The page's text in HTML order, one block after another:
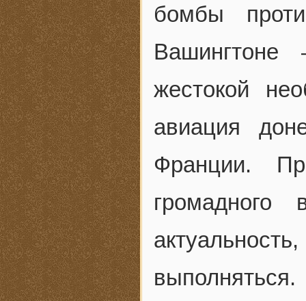
бомбы
жестокой
авиация
Франции.
громадного
выполняться.